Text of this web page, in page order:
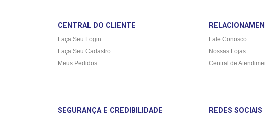
CENTRAL DO CLIENTE
Faça Seu Login
Faça Seu Cadastro
Meus Pedidos
Fale Conosco
Nossas Lojas
Central de
SEGURANÇA E CREDIBILIDADE REDES SOCIAIS